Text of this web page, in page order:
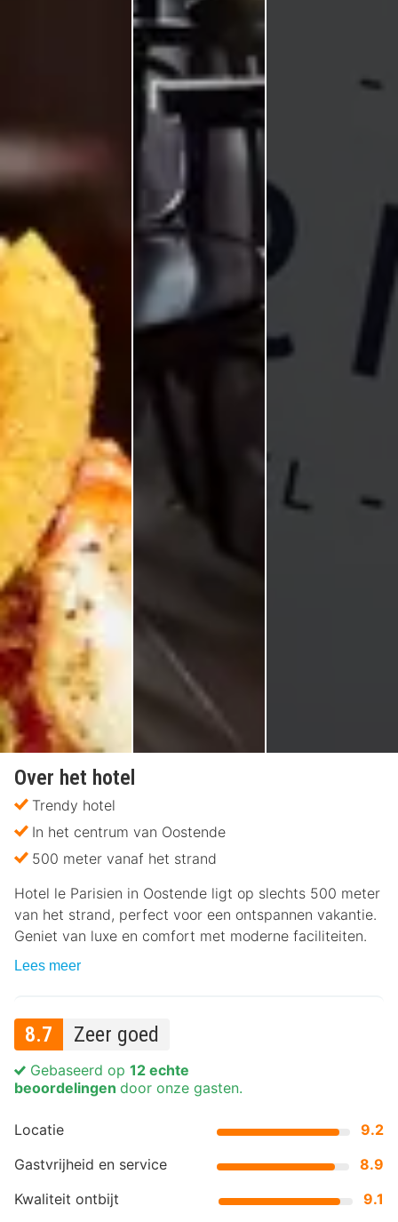
Over het hotel
Trendy hotel
In het centrum van Oostende
500 meter vanaf het strand
Hotel le Parisien in Oostende ligt op slechts 500 meter
van het strand, perfect voor een ontspannen vakantie.
Geniet van luxe en comfort met moderne faciliteiten.
Lees meer
8.7 Zeer goed
Locatie
9.2
Gastvrijheid en service
8.9
Kwaliteit ontbijt
9.1
Gebaseerd op 12 echte
beoordelingen door onze gasten.